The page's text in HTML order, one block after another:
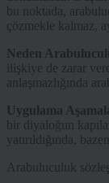
bu noktada,
çözmekle kalmaz,
Neden
ilişkiye de zarar
anlaşmazlığında
Uygulama
bir diyaloğun
yatırıldığında,
Arabuluculuk